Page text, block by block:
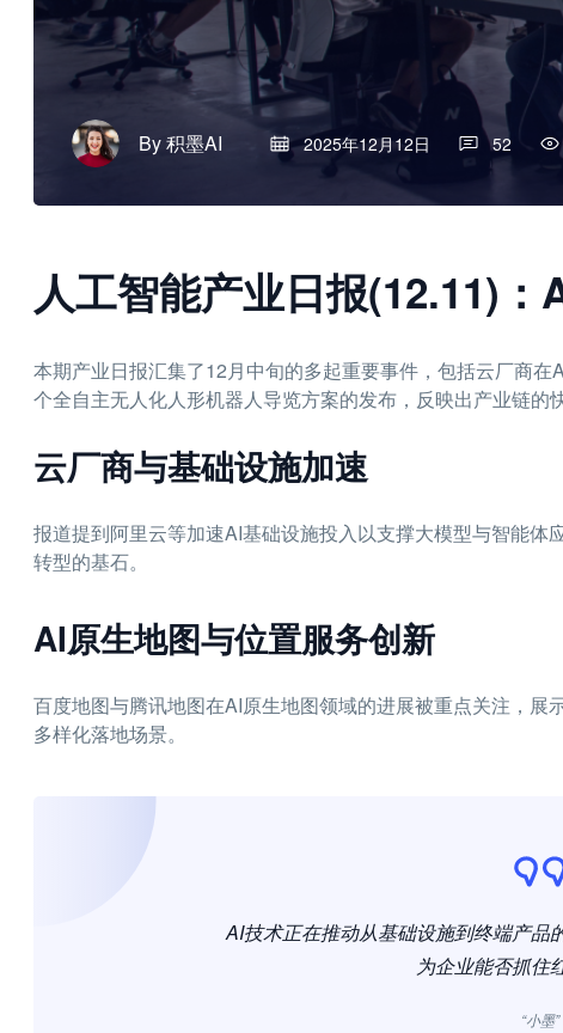
By积墨AI 2025年12月12日 52
人工智能产业日报(12.11)
本期产业日报汇集了12月中旬的多起重要事件，包括云厂商
个全自主无人化人形机器人导览方案的发布，反映出产业链的
云厂商与基础设施加速
报道提到阿里云等加速AI基础设施投入以支撑大模型与智能
转型的基石。
AI原生地图与位置服务创新
百度地图与腾讯地图在AI原生地图领域的进展被重点关注，
多样化落地场景。
AI技术正在推动从基础设施到终端产品
为企业能否抓住
“小墨”